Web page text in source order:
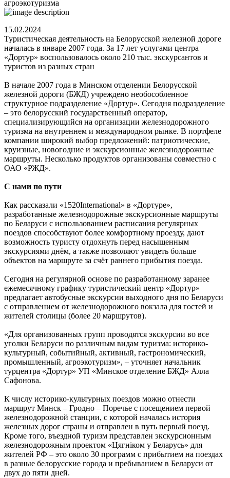
агроэкотуризма
15.02.2024
Туристическая деятельность на Белорусской железной дороге
началась в январе 2007 года. За 17 лет услугами центра
«Дортур» воспользовалось около 210 тыс. экскурсантов и
туристов из разных стран
В начале 2007 года в Минском отделении Белорусской
железной дороги (БЖД) учреждено необособленное
структурное подразделение «Дортур». Сегодня подразделение
– это белорусский государственный оператор,
специализирующийся на организации железнодорожного
туризма на внутреннем и международном рынке. В портфеле
компании широкий выбор предложений: патриотические,
круизные, новогодние и экскурсионные железнодорожные
маршруты. Несколько продуктов организованы совместно с
ОАО «РЖД».
С нами по пути
Как рассказали «1520International» в «Дортуре»,
разработанные железнодорожные экскурсионные маршруты
по Беларуси с использованием расписания регулярных
поездов способствуют более комфортному проезду, дают
возможность туристу отдохнуть перед насыщенным
экскурсиями днём, а также позволяют увидеть больше
объектов на маршруте за счёт раннего прибытия поезда.
Сегодня на регулярной основе по разработанному заранее
ежемесячному графику туристический центр «Дортур»
предлагает автобусные экскурсии выходного дня по Беларуси
с отправлением от железнодорожного вокзала для гостей и
жителей столицы (более 20 маршрутов).
«Для организованных групп проводятся экскурсии во все
уголки Беларуси по различным видам туризма: историко-
культурный, событийный, активный, гастрономический,
промышленный, агроэкотуризм», – уточняет начальник
турцентра «Дортур» УП «Минское отделение БЖД» Алла
Сафонова.
К числу историко-культурных поездов можно отнести
маршрут Минск – Гродно – Поречье с посещением первой
железнодорожной станции, с которой началась история
железных дорог страны и отправлен в путь первый поезд.
Кроме того, въездной туризм представлен экскурсионным
железнодорожным проектом «Цягнiком у Беларусь» для
жителей РФ – это около 30 программ с прибытием на поездах
в разные белорусские города и пребыванием в Беларуси от
двух до пяти дней.